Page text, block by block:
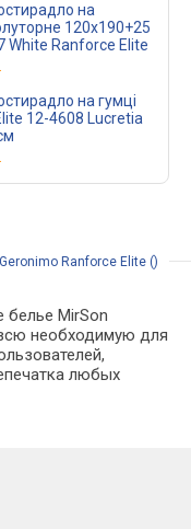
на
White Ranforce Elite
на гумці
12-4608 Lucretia
Ranforce Elite ()
белье MirSon
необходимую для
любых